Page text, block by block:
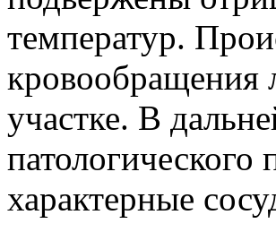
температур.
кровообращения
участке. В
патологического
характерные